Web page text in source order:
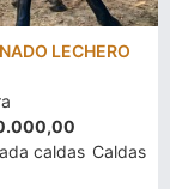
LECHERO
caldas Caldas